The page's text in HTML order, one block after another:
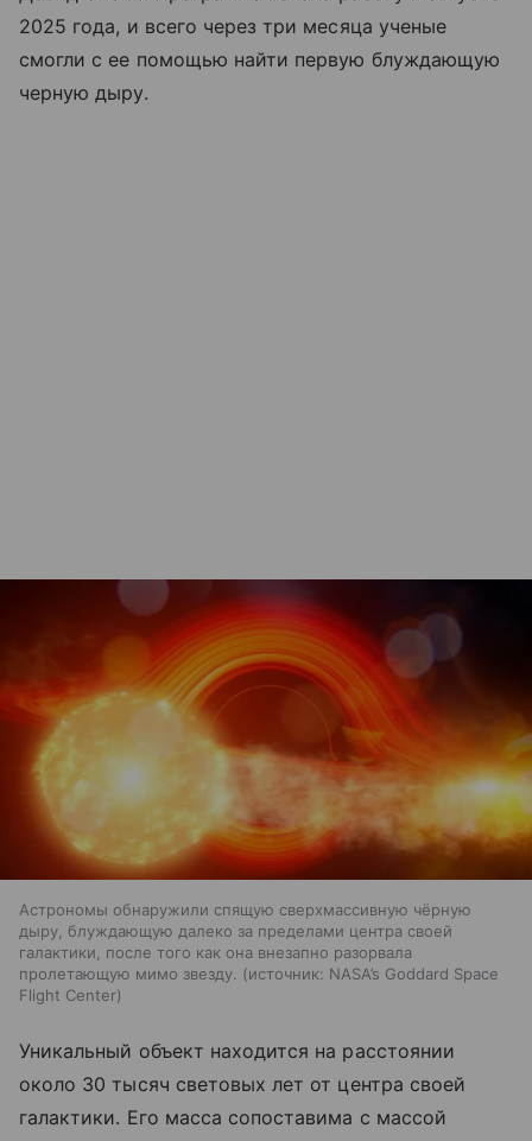
2025 года, и всего через три месяца ученые
смогли с ее помощью найти первую блуждающую
черную дыру.
Астрономы обнаружили спящую сверхмассивную чёрную
дыру, блуждающую далеко за пределами центра своей
галактики, после того как она внезапно разорвала
пролетающую мимо звезду.
источник: NASA’s Goddard Space
Flight Center
Уникальный объект находится на расстоянии
около 30 тысяч световых лет от центра своей
галактики. Его масса сопоставима с массой